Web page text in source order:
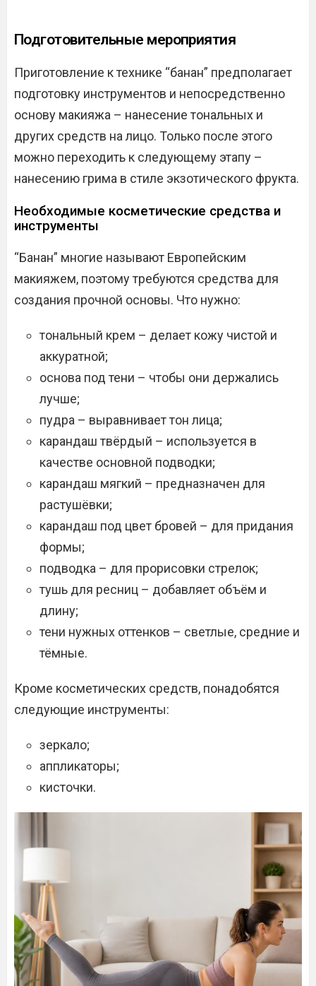
Подготовительные мероприятия
Приготовление к технике “банан” предполагает
подготовку инструментов и непосредственно
основу макияжа – нанесение тональных и
других средств на лицо. Только после этого
можно переходить к следующему этапу –
нанесению грима в стиле экзотического фрукта.
Необходимые косметические средства и
инструменты
“Банан” многие называют Европейским
макияжем, поэтому требуются средства для
создания прочной основы. Что нужно:
тональный крем – делает кожу чистой и
аккуратной;
основа под тени – чтобы они держались
лучше;
пудра – выравнивает тон лица;
карандаш твёрдый – используется в
качестве основной подводки;
карандаш мягкий – предназначен для
растушёвки;
карандаш под цвет бровей – для придания
формы;
подводка – для прорисовки стрелок;
тушь для ресниц – добавляет объём и
длину;
тени нужных оттенков – светлые, средние и
тёмные.
Кроме косметических средств, понадобятся
следующие инструменты:
зеркало;
аппликаторы;
кисточки.